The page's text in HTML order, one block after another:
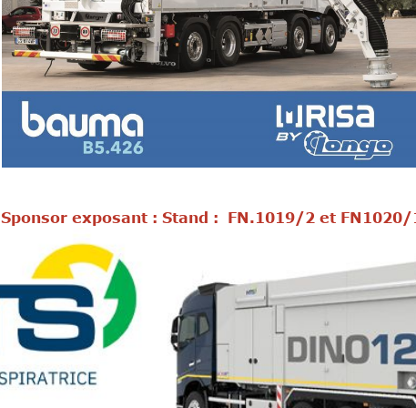
Sponsor exposant : Stand : FN.1019/2 et FN1020/